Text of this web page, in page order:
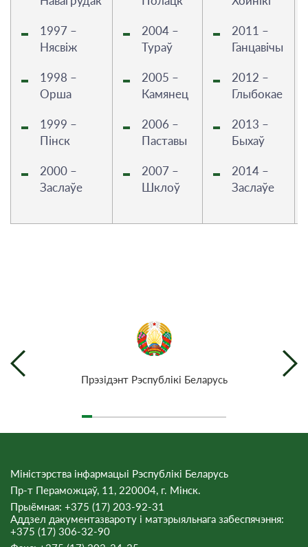
1997 –
Нясвіж
1998 –
Орша
1999 –
Пінск
2000 –
Заслаўе
2004 –
Тураў
2005 –
Камянец
2006 –
Паставы
2007 –
Шклоў
2011 –
Ганцавічы
2012 –
Глыбокае
2013 –
Быхаў
2014 –
Заслаўе
Прэзiдэнт Рэспублiкi Беларусь
Міністэрства інфармацыі Рэспублікі Беларусь
Пр-т Пераможцаў, 11, 220004, г. Мінск.
Прыёмная: +375 (17) 203-92-31
Аддзел дакументазвароту і матэрыяльнага забеспячэння:
+375 (17) 306-32-90